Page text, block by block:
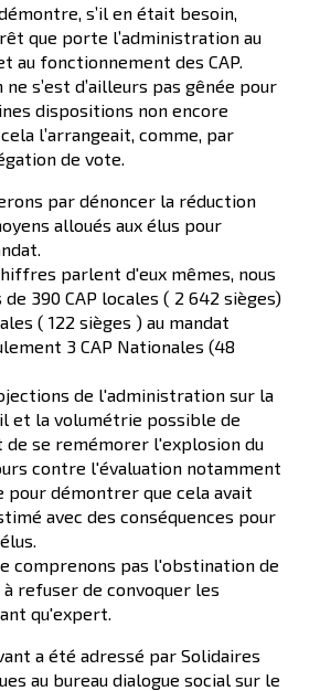
s’il en était besoin,
que porte l’administration au
au fonctionnement des CAP.
ne s’est d’ailleurs pas gênée pour
dispositions non encore
l’arrangeait, comme, par
de vote.
par dénoncer la réduction
alloués aux élus pour
parlent d'eux mêmes, nous
390 CAP locales ( 2 642 sièges)
( 122 sièges ) au mandat
3 CAP Nationales (48
de l'administration sur la
et la volumétrie possible de
se remémorer l'explosion du
contre l'évaluation notamment
pour démontrer que cela avait
avec des conséquences pour
comprenons pas l'obstination de
refuser de convoquer les
qu'expert.
a été adressé par Solidaires
au bureau dialogue social sur le